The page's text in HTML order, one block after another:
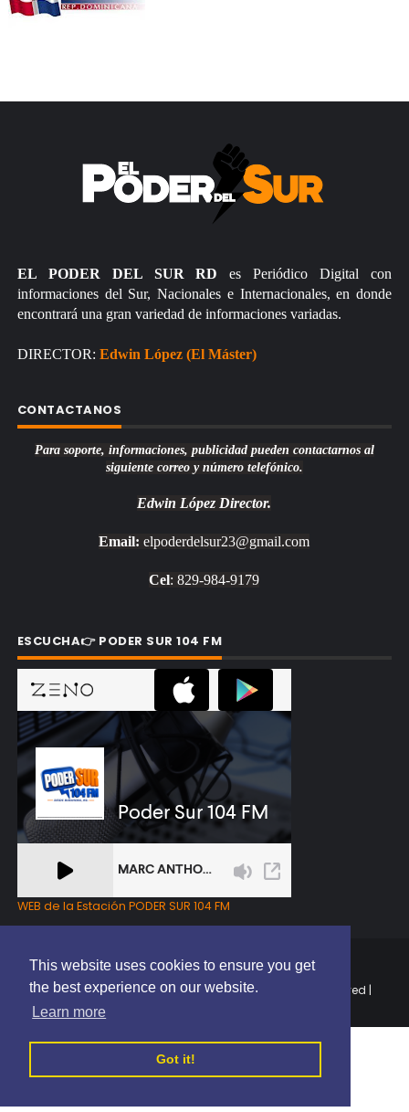
This website uses cookies to ensure you get
the best experience on our website.
Learn more
Got it!
EL PODER DEL SUR RD es Periódico Digital con
informaciones del Sur, Nacionales e Internacionales, en donde
encontrará una gran variedad de informaciones variadas.
DIRECTOR: Edwin López (El Máster)
CONTACTANOS
Para soporte, informaciones, publicidad pueden contactarnos al
siguiente correo y número telefónico.
Edwin López Director.
Email: elpoderdelsur23@gmail.com
Cel: 829-984-9179
ESCUCHA👉 PODER SUR 104 FM
WEB de la Estación PODER SUR 104 FM
Copyright © 2025 | EL PODER DEL SUR RD | All Rights Reserved |